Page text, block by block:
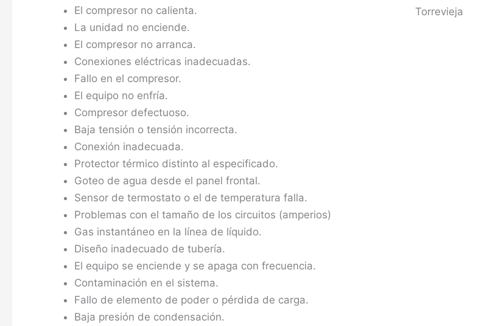
El compresor no calienta.
La unidad no enciende.
El compresor no arranca.
Conexiones eléctricas inadecuadas.
Fallo en el compresor.
El equipo no enfría.
Compresor defectuoso.
Baja tensión o tensión incorrecta.
Conexión inadecuada.
Protector térmico distinto al especificado.
Goteo de agua desde el panel frontal.
Sensor de termostato o el de temperatura falla.
Problemas con el tamaño de los circuitos (amperios)
Gas instantáneo en la línea de líquido.
Diseño inadecuado de tubería.
El equipo se enciende y se apaga con frecuencia.
Contaminación en el sistema.
Fallo de elemento de poder o pérdida de carga.
Baja presión de condensación.